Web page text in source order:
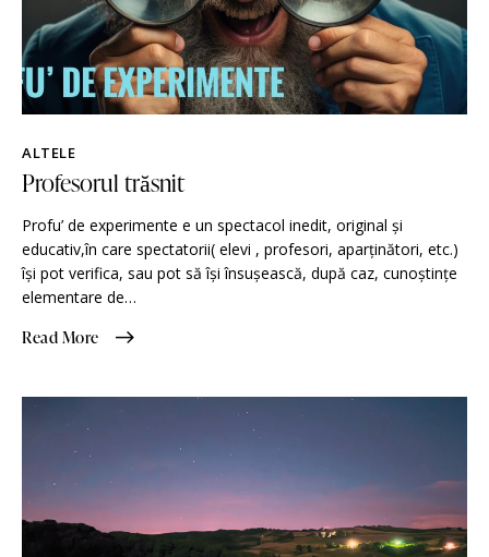
ALTELE
Profesorul trăsnit
Profu’ de experimente e un spectacol inedit, original și
educativ,în care spectatorii( elevi , profesori, aparținători, etc.)
își pot verifica, sau pot să își însușească, după caz, cunoștințe
elementare de…
Read More